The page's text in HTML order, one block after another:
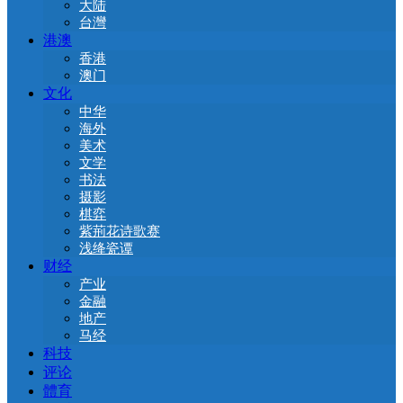
大陆
台灣
港澳
香港
澳门
文化
中华
海外
美术
文学
书法
摄影
棋弈
紫荊花诗歌赛
浅绛瓷谭
财经
产业
金融
地产
马经
科技
评论
體育